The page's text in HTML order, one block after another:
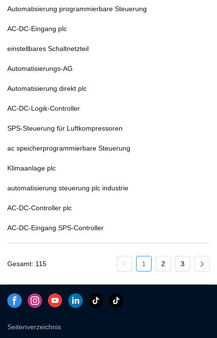
Automatisierung programmierbare Steuerung
AC-DC-Eingang plc
einstellbares Schaltnetzteil
Automatisierungs-AG
Automatisierung direkt plc
AC-DC-Logik-Controller
SPS-Steuerung für Luftkompressoren
ac speicherprogrammierbare Steuerung
Klimaanlage plc
automatisierung steuerung plc industrie
AC-DC-Controller plc
AC-DC-Eingang SPS-Controller
Gesamt: 115 1 2 3
Seitenverzeichnis